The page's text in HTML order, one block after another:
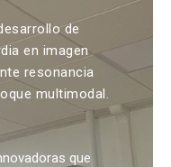
de
en imagen
resonancia
multimodal.
que